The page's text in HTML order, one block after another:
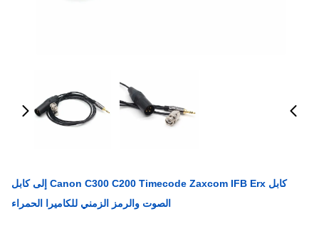
كابل Canon C300 C200 Timecode Zaxcom IFB Erx إلى كابل
الصوت والرمز الزمني للكاميرا الحمراء